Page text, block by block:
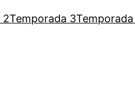
2Temporada 3